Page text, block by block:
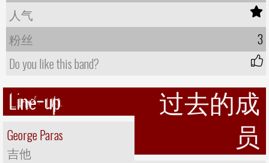
人气
粉丝
3
Do you like this band?
Line-up
George Paras
吉他
过去的成
员